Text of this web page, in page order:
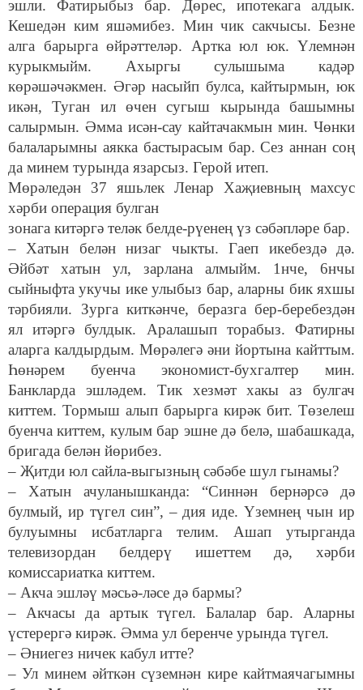
эшли. Фатирыбыз бар. Дөрес, ипотекага алдык.
Кешедән ким яшәмибез. Мин чик сакчысы. Безне
алга барырга өйрәттеләр. Артка юл юк. Үлемнән
курыкмыйм. Ахыргы сулышыма кадәр
көрәшәчәкмен. Әгәр насыйп булса, кайтырмын, юк
икән, Туган ил өчен сугыш кырында башымны
салырмын. Әмма исән-сау кайтачакмын мин. Чөнки
балаларымны аякка бастырасым бар. Сез аннан соң
да минем турында язарсыз. Герой итеп.
Мөрәледән 37 яшьлек Ленар Хаҗиевның махсус
хәрби операция булган
зонага китәргә теләк белде-рүенең үз сәбәпләре бар.
– Хатын белән низаг чыкты. Гаеп икебездә дә.
Әйбәт хатын ул, зарлана алмыйм. 1нче, 6нчы
сыйныфта укучы ике улыбыз бар, аларны бик яхшы
тәрбияли. Зурга киткәнче, беразга бер-беребездән
ял итәргә булдык. Аралашып торабыз. Фатирны
аларга калдырдым. Мөрәлегә әни йортына кайттым.
Һөнәрем буенча экономист-бухгалтер мин.
Банкларда эшләдем. Тик хезмәт хакы аз булгач
киттем. Тормыш алып барырга кирәк бит. Төзелеш
буенча киттем, кулым бар эшне дә белә, шабашкада,
бригада белән йөрибез.
– Җитди юл сайла-выгызның сәбәбе шул гынамы?
– Хатын ачуланышканда: “Синнән бернәрсә дә
булмый, ир түгел син”, – дия иде. Үземнең чын ир
булуымны исбатларга телим. Ашап утырганда
телевизордан белдерү ишеттем дә, хәрби
комиссариатка киттем.
– Акча эшләү мәсьә-ләсе дә бармы?
– Акчасы да артык түгел. Балалар бар. Аларны
үстерергә кирәк. Әмма ул беренче урында түгел.
– Әниегез ничек кабул итте?
– Ул минем әйткән сүземнән кире кайтмаячагымны